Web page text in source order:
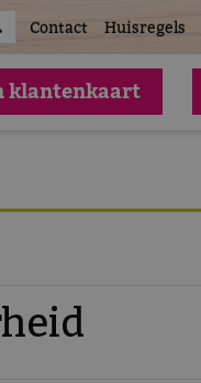
Contact Huisregels
klantenkaart